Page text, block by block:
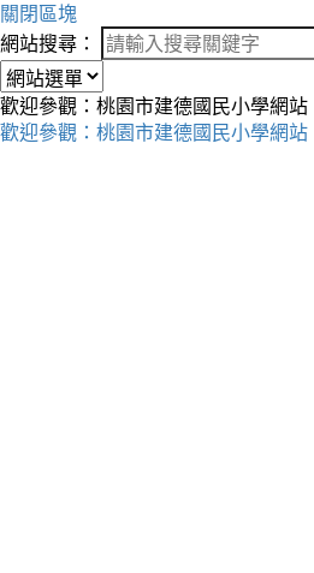
關閉區塊
網站搜尋：
歡迎參觀：桃園市建德國民小學網站
歡迎參觀：桃園市建德國民小學網站